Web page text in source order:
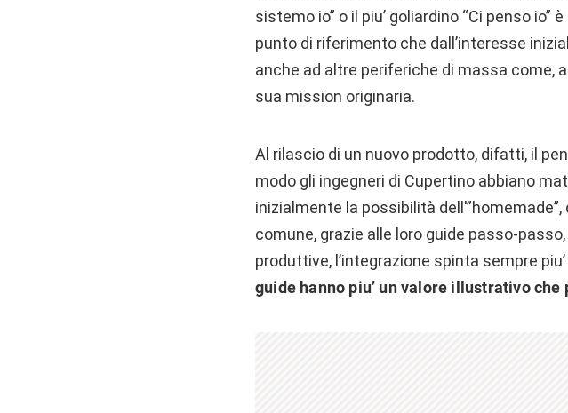
sistemo io” o il piu’ goliardino “Ci penso
punto di riferimento che dall’interesse
anche ad altre periferiche di massa come,
sua mission originaria.
Al rilascio di un nuovo prodotto, difatti, il
modo gli ingegneri di Cupertino abbiano
inizialmente la possibilità
comune, grazie alle loro guide passo-
produttive, l’integrazione spinta sempre
guide hanno piu’ un valore illustrativo che